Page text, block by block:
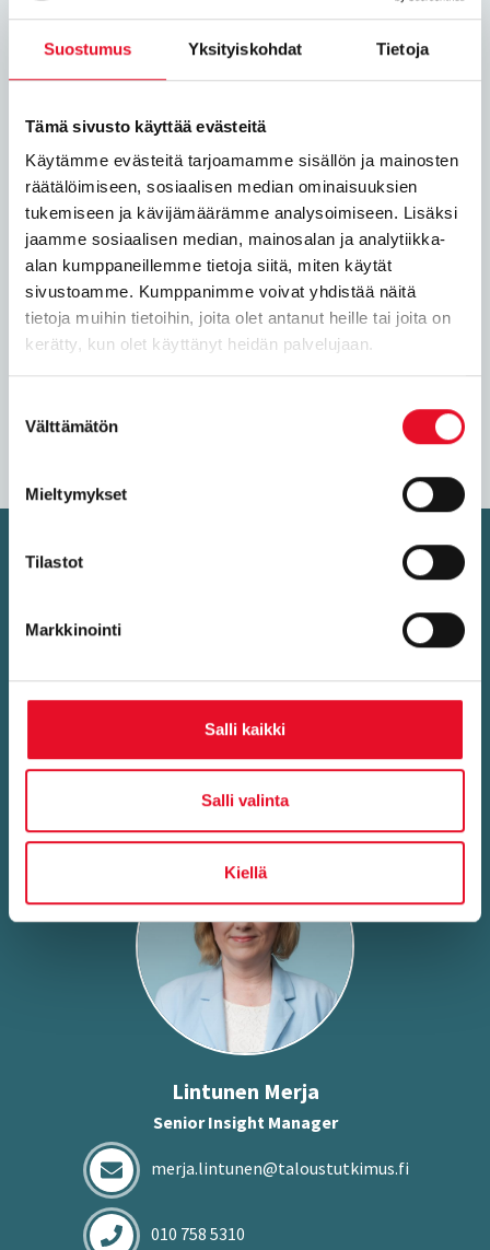
Suostumus Yksityiskohdat Tietoja
Tämä sivusto käyttää evästeitä
Käytämme evästeitä tarjoamamme sisällön ja mainosten
räätälöimiseen, sosiaalisen median ominaisuuksien
tukemiseen ja kävijämäärämme analysoimiseen. Lisäksi
jaamme sosiaalisen median, mainosalan ja analytiikka-
alan kumppaneillemme tietoja siitä, miten käytät
sivustoamme. Kumppanimme voivat yhdistää näitä
tietoja muihin tietoihin, joita olet antanut heille tai joita on
kerätty, kun olet käyttänyt heidän palvelujaan.
valinta
Välttämätön
Mieltymykset
Tilastot
Markkinointi
Salli kaikki
Salli valinta
Kiellä
Naughty Brgr
Neste
Pizza Hut
Pretty Boy Wingery
Pupu
Rax
Scanburger
Social Burgerjoint
Subway
Taco Bell
Teboil
Ota yh­teyt­tä, ker­ron mie­lel­lä­ni
kannattaa olla yhteydessä myös muissa tutkimustarpeissa!
Lin­tu­nen Merja
Senior Insight Manager
merja.lintunen@taloustutkimus.fi
010 758 5310